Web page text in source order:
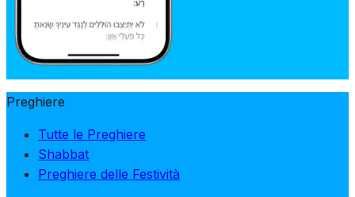
Preghiere
Tutte le Preghiere
Shabbat
Preghiere delle Festività